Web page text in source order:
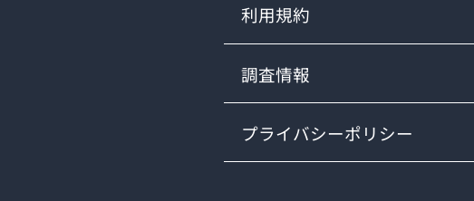
利用規約
調査情報
プライバシーポリシー